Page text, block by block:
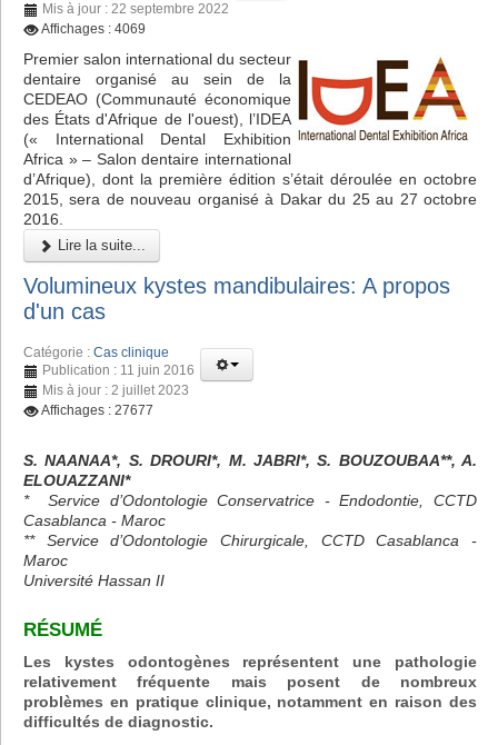
Mis à jour : 22 septembre 2022
Affichages : 4069
Premier salon international du secteur
dentaire organisé au sein de la
CEDEAO (Communauté économique
des États d'Afrique de l'ouest), l’IDEA
(« International Dental Exhibition
Africa » – Salon dentaire international
d’Afrique), dont la première édition s’était déroulée en octobre
2015, sera de nouveau organisé à Dakar du 25 au 27 octobre
2016.
Lire la suite...
Volumineux kystes mandibulaires: A propos
d'un cas
Catégorie : Cas clinique
Publication : 11 juin 2016
Mis à jour : 2 juillet 2023
Affichages : 27677
S. NAANAA*, S. DROURI*, M. JABRI*, S. BOUZOUBAA**, A.
ELOUAZZANI*
* Service d’Odontologie Conservatrice - Endodontie, CCTD
Casablanca - Maroc
** Service d’Odontologie Chirurgicale, CCTD Casablanca -
Maroc
Université Hassan II
RÉSUMÉ
Les kystes odontogènes représentent une pathologie
relativement fréquente mais posent de nombreux
problèmes en pratique clinique, notamment en raison des
difficultés de diagnostic.